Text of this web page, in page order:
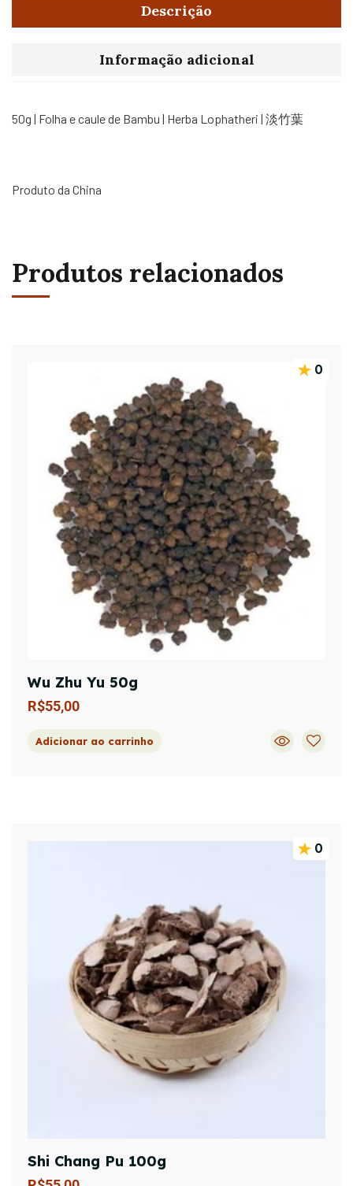
Descrição
Informação adicional
50g | Folha e caule de Bambu | Herba Lophatheri | 淡竹葉
Produto da China
Produtos relacionados
0
Wu Zhu Yu 50g
R$55,00
Adicionar ao carrinho
0
Shi Chang Pu 100g